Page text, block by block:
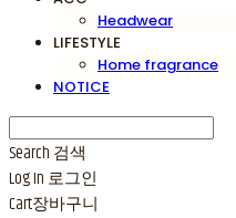
Headwear
LIFESTYLE
Home fragrance
NOTICE
Search 검색
Log In 로그인
Cart장바구니